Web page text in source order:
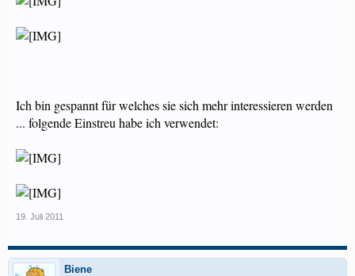
Ich bin gespannt für welches sie sich mehr interessieren werden
... folgende Einstreu habe ich verwendet:
19. Juli 2011
Biene